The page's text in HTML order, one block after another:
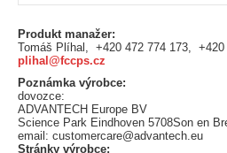
Produkt manažer:
Tomáš Plíhal, +420 472 774 173, +420
plihal@fccps.cz
Poznámka výrobce:
dovozce:
ADVANTECH Europe BV
Science Park Eindhoven 5708Son en
email: customercare@advantech.eu
Stránky výrobce: